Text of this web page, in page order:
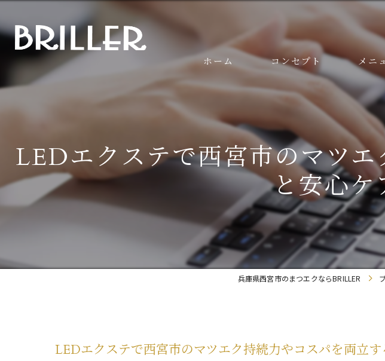
ホーム コンセプト メニ
スタッ
よくあ
LEDエクステで西宮市のマツ
と安心ケ
兵庫県西宮市のまつエクならBRILLER
LEDエクステで西宮市のマツエク持続力やコスパを両立